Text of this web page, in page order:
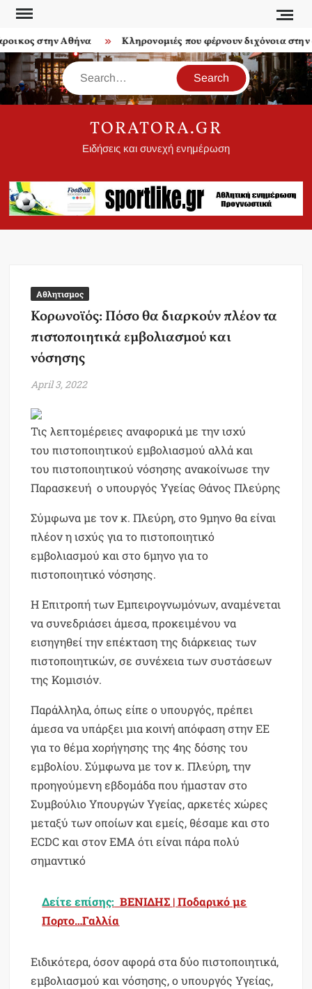
Skip
contentστην Αθήνα Κληρονομιές που φέρνουν διχόνοια στην
Search
TORATORA.GR
Ειδήσεις και συνεχή ενημέρωση
Αθλητισμος
Κορωνοϊός: Πόσο θα διαρκούν πλέον τα
πιστοποιητικά εμβολιασμού και
νόσησης
April 3, 2022
Τις λεπτομέρειες αναφορικά με την ισχύ
του πιστοποιητικού εμβολιασμού αλλά και
του πιστοποιητικού νόσησης ανακοίνωσε την
Παρασκευή ο υπουργός Υγείας Θάνος Πλεύρης
Σύμφωνα με τον κ. Πλεύρη, στο 9μηνο θα είναι
πλέον η ισχύς για το πιστοποιητικό
εμβολιασμού και στο 6μηνο για το
πιστοποιητικό νόσησης.
Η Επιτροπή των Εμπειρογνωμόνων, αναμένεται
να συνεδριάσει άμεσα, προκειμένου να
εισηγηθεί την επέκταση της διάρκειας των
πιστοποιητικών, σε συνέχεια των συστάσεων
της Κομισιόν.
Παράλληλα, όπως είπε ο υπουργός, πρέπει
άμεσα να υπάρξει μια κοινή απόφαση στην ΕΕ
για το θέμα χορήγησης της 4ης δόσης του
εμβολίου. Σύμφωνα με τον κ. Πλεύρη, την
προηγούμενη εβδομάδα που ήμασταν στο
Συμβούλιο Υπουργών Υγείας, αρκετές χώρες
μεταξύ των οποίων και εμείς, θέσαμε και στο
ECDC και στον ΕΜΑ ότι είναι πάρα πολύ
σημαντικό
Δείτε επίσης: ΒΕΝΙΔΗΣ | Ποδαρικό με
Πορτο…Γαλλία
Ειδικότερα, όσον αφορά στα δύο πιστοποιητικά,
εμβολιασμού και νόσησης, ο υπουργός Υγείας,